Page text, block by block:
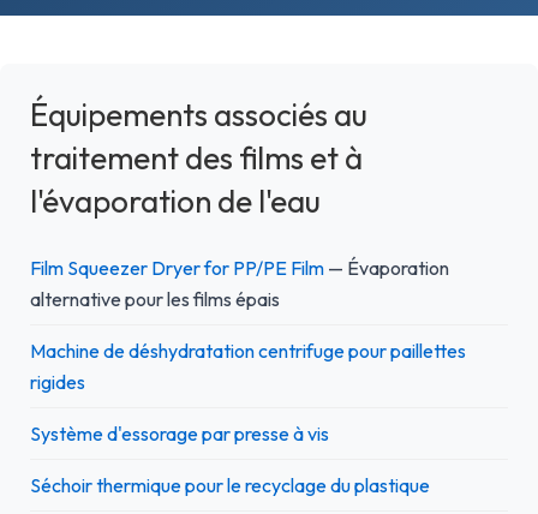
Équipements associés au
traitement des films et à
l'évaporation de l'eau
Film Squeezer Dryer for PP/PE Film — Évaporation
alternative pour les films épais
Machine de déshydratation centrifuge pour paillettes
rigides
Système d'essorage par presse à vis
Séchoir thermique pour le recyclage du plastique